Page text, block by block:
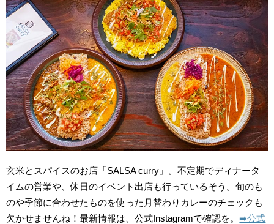
玄米とスパイスのお店「SALSA curry」。不定期でディナータ
イムの営業や、休日のイベント出店も行っているそう。旬のも
のや季節に合わせたものを使った月替わりカレーのチェックも
欠かせませんね！最新情報は、公式Instagramで確認を。➡︎公式